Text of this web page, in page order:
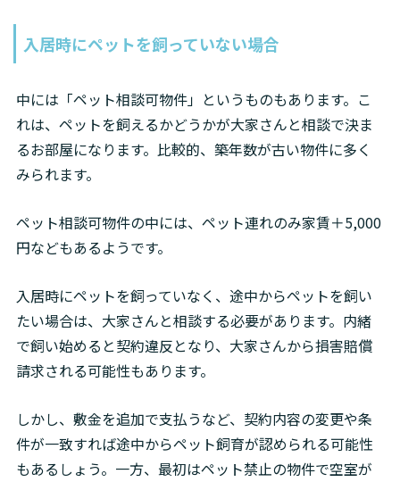
入居時にペットを飼っていない場合
中には「ペット相談可物件」というものもあります。こ
れは、ペットを飼えるかどうかが大家さんと相談で決ま
るお部屋になります。比較的、築年数が古い物件に多く
みられます。
ペット相談可物件の中には、ペット連れのみ家賃＋5,000
円などもあるようです。
入居時にペットを飼っていなく、途中からペットを飼い
たい場合は、大家さんと相談する必要があります。内緒
で飼い始めると契約違反となり、大家さんから損害賠償
請求される可能性もあります。
しかし、敷金を追加で支払うなど、契約内容の変更や条
件が一致すれば途中からペット飼育が認められる可能性
もあるしょう。一方、最初はペット禁止の物件で空室が